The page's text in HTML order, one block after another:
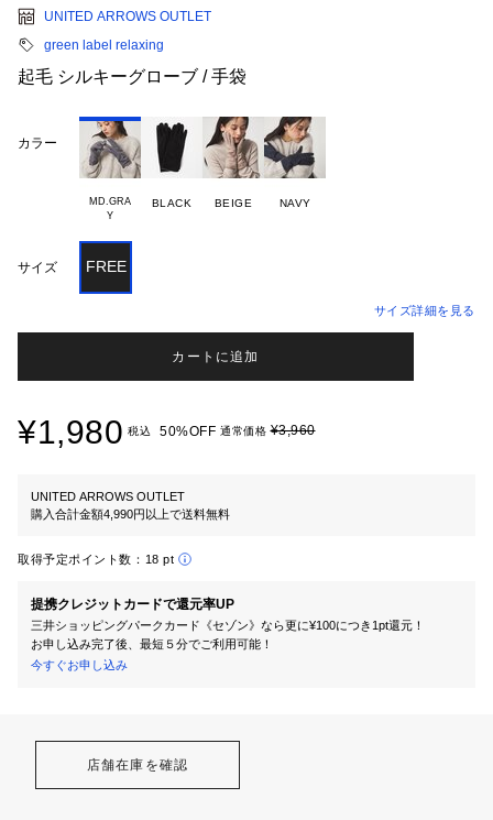
UNITED ARROWS OUTLET
green label relaxing
起毛 シルキーグローブ / 手袋
カラー
MD.GRA
BLACK BEIGE NAVY
サイズ FREE
サイズ詳細を見る
カートに追加
¥1,980 税込 50%OFF 通常価格¥3,960
UNITED ARROWS OUTLET
購入合計金額4,990円以上で送料無料
取得予定ポイント数： 18 pt
提携クレジットカードで還元率UP
三井ショッピングパークカード《セゾン》なら更に¥100につき1pt還元！
お申し込み完了後、最短５分でご利用可能！
今すぐお申し込み
店舗在庫を確認